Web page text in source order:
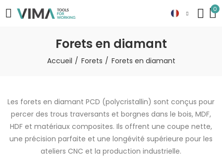
0
Forets en diamant
Accueil Forets Forets en diamant
Les forets en diamant PCD (polycristallin) sont conçus pour
percer des trous traversants et borgnes dans le bois, MDF,
HDF et matériaux composites. Ils offrent une coupe nette,
une précision parfaite et une longévité supérieure pour les
ateliers CNC et la production industrielle.